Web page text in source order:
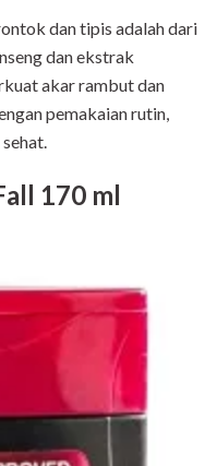
dan tipis adalah dari
dan ekstrak
akar rambut dan
pemakaian rutin,
170 ml